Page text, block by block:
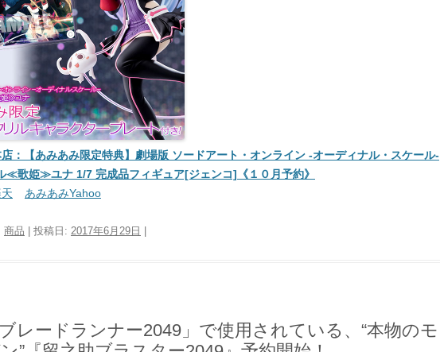
：【あみあみ限定特典】劇場版 ソードアート・オンライン -オーディナル・スケール-
≪歌姫≫ユナ 1/7 完成品フィギュア[ジェンコ]《１０月予約》
あみあみYahoo
商品 | 投稿日: 2017年6月29日
レードランナー2049」で使用されている、“本物のモ